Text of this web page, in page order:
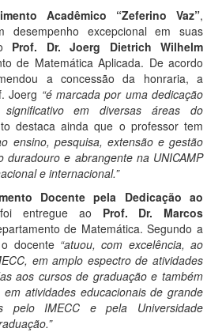
Acadêmico “Zeferino Vaz”,
desempenho excepcional em suas
Prof. Dr. Joerg Dietrich Wilhelm
de Matemática Aplicada. De acordo
a concessão da honraria, a
Joerg “é marcada por uma dedicação
em diversas áreas do
destaca ainda que o professor tem
ensino, pesquisa, extensão e gestão
duradouro e abrangente na UNICAMP
e internacional.”
Docente pela Dedicação ao
entregue ao Prof. Dr. Marcos
de Matemática. Segundo a
docente “atuou, com excelência, ao
em amplo espectro de atividades
aos cursos de graduação e também
atividades educacionais de grande
pelo IMECC e pela Universidade